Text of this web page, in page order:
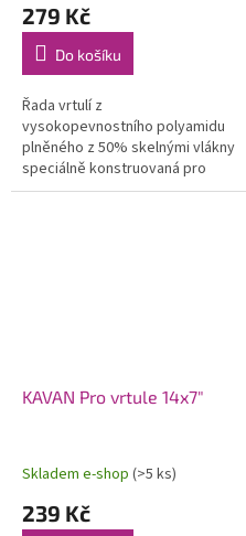
279 Kč
Do košíku
Řada vrtulí z
vysokopevnostního polyamidu
plněného z 50% skelnými vlákny
speciálně konstruovaná pro
modely se spalovacími motory.
KAVAN Pro vrtule 14x7"
Skladem e-shop (>5 ks)
239 Kč